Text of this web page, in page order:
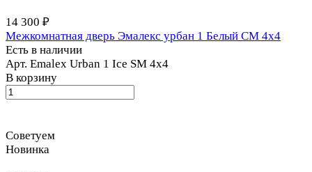
14 300 ₽
Межкомнатная дверь Эмалекс урбан 1 Белый СМ 4x4
Есть в наличии
Арт. Emalex Urban 1 Ice SM 4x4
В корзину
Советуем
Новинка